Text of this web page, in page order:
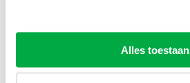
Alles toestaan
Deel deze pagina: